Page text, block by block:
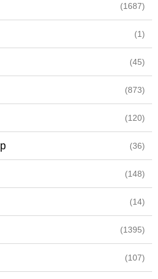
(1687)
(1)
(45)
(873)
(120)
(36)
(148)
(14)
(1395)
(107)